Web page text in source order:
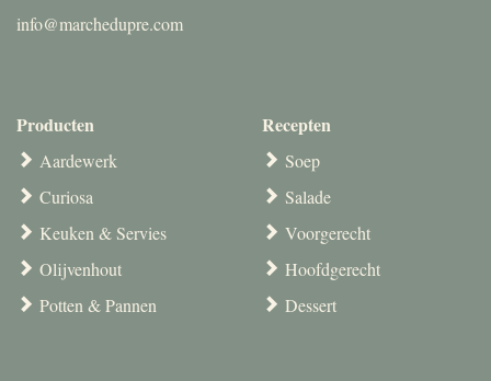
info@marchedupre.com
Producten
Aardewerk
Curiosa
Keuken & Servies
Olijvenhout
Potten & Pannen
Recepten
Soep
Salade
Voorgerecht
Hoofdgerecht
Dessert